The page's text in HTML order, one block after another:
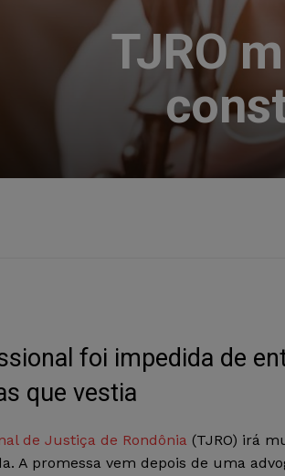
TJRO
foi impedida de
que vestia
de Justiça de Rondônia (TJRO) irá
A promessa vem depois de uma